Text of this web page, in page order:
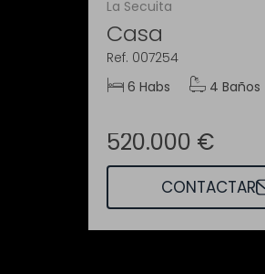
La Secuita
Casa
Ref. 007254
6 Habs
4 Baños
520.000 €
CONTACTAR